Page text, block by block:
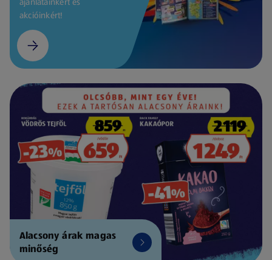
akcióinkért!
Alacsony árak magas
minőség